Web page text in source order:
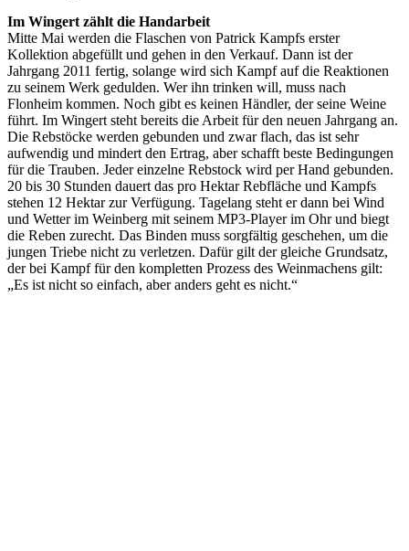
Im Wingert zählt die Handarbeit
Mitte Mai werden die Flaschen von Patrick Kampfs erster
Kollektion abgefüllt und gehen in den Verkauf. Dann ist der
Jahrgang 2011 fertig, solange wird sich Kampf auf die Reaktionen
zu seinem Werk gedulden. Wer ihn trinken will, muss nach
Flonheim kommen. Noch gibt es keinen Händler, der seine Weine
führt. Im Wingert steht bereits die Arbeit für den neuen Jahrgang an.
Die Rebstöcke werden gebunden und zwar flach, das ist sehr
aufwendig und mindert den Ertrag, aber schafft beste Bedingungen
für die Trauben. Jeder einzelne Rebstock wird per Hand gebunden.
20 bis 30 Stunden dauert das pro Hektar Rebfläche und Kampfs
stehen 12 Hektar zur Verfügung. Tagelang steht er dann bei Wind
und Wetter im Weinberg mit seinem MP3-Player im Ohr und biegt
die Reben zurecht. Das Binden muss sorgfältig geschehen, um die
jungen Triebe nicht zu verletzen. Dafür gilt der gleiche Grundsatz,
der bei Kampf für den kompletten Prozess des Weinmachens gilt:
„Es ist nicht so einfach, aber anders geht es nicht.“